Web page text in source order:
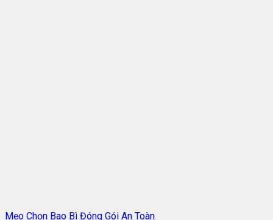
Mẹo Chọn Bao Bì Đóng Gói An Toàn